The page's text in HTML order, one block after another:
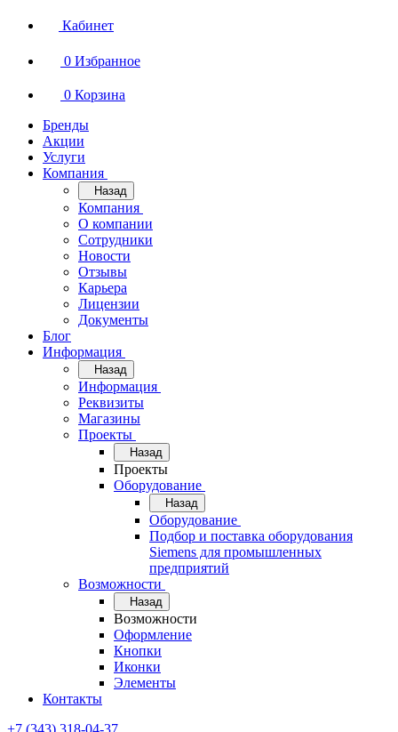
Кабинет
0 Избранное
0 Корзина
Бренды
Акции
Услуги
Компания
Назад
Компания
О компании
Сотрудники
Новости
Отзывы
Карьера
Лицензии
Документы
Блог
Информация
Назад
Информация
Реквизиты
Магазины
Проекты
Назад
Проекты
Оборудование
Назад
Оборудование
Подбор и поставка оборудования
Siemens для промышленных
предприятий
Возможности
Назад
Возможности
Оформление
Кнопки
Иконки
Элементы
Контакты
+7 (343) 318-04-37